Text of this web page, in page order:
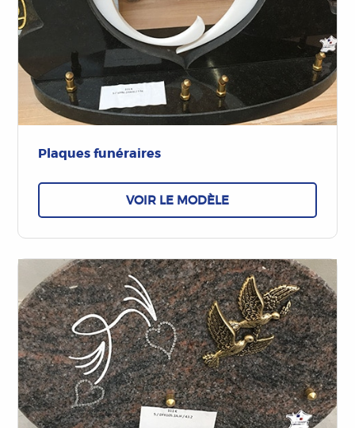
Plaques funéraires
VOIR LE MODÈLE